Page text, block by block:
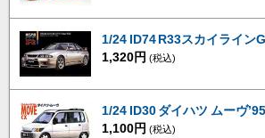
1/24 ID74 R33スカイライン
1,320円 (税込)
1/24 ID30 ダイハツ ムーヴ’95
1,100円 (税込)